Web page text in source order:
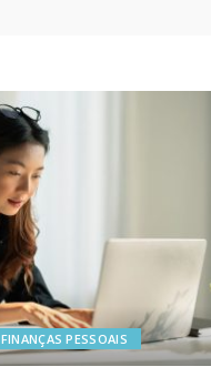
FINANÇAS PESSOAIS